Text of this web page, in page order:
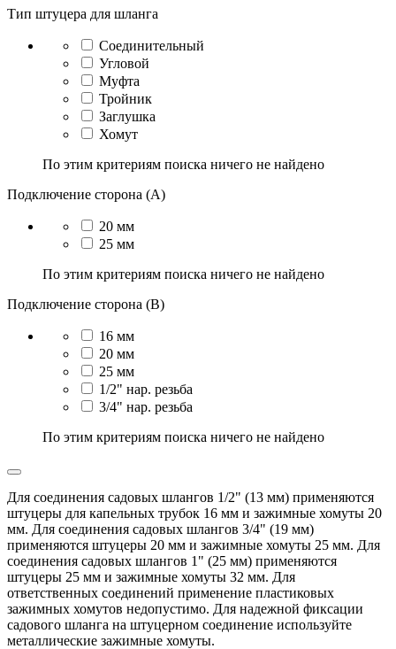
Тип штуцера для шланга
Соединительный
Угловой
Муфта
Тройник
Заглушка
Хомут
По этим критериям поиска ничего не найдено
Подключение сторона (A)
20 мм
25 мм
По этим критериям поиска ничего не найдено
Подключение сторона (B)
16 мм
20 мм
25 мм
1/2" нар. резьба
3/4" нар. резьба
По этим критериям поиска ничего не найдено
Для соединения садовых шлангов 1/2" (13 мм) применяются
штуцеры для капельных трубок 16 мм и зажимные хомуты 20
мм. Для соединения садовых шлангов 3/4" (19 мм)
применяются штуцеры 20 мм и зажимные хомуты 25 мм. Для
соединения садовых шлангов 1" (25 мм) применяются
штуцеры 25 мм и зажимные хомуты 32 мм. Для
ответственных соединений применение пластиковых
зажимных хомутов недопустимо. Для надежной фиксации
садового шланга на штуцерном соединение используйте
металлические зажимные хомуты.